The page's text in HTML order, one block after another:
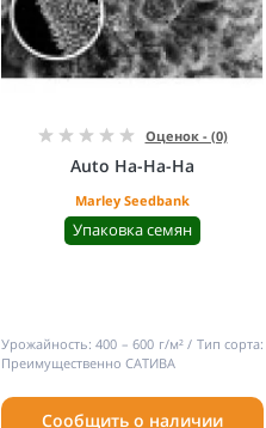
Оценок - (0)
Auto Ha-Ha-Ha
Marley Seedbank
Упаковка семян
Урожайность: 400 – 600 г/м²
Тип сорта:
Преимущественно САТИВА
Сообщить о наличии